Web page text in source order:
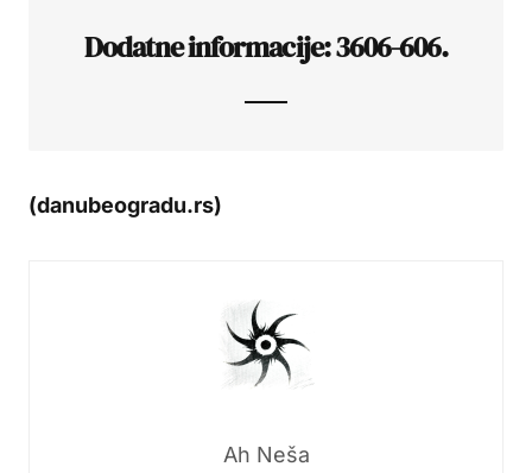
Dodatne informacije: 3606-606.
(danubeogradu.rs)
Ah Neša